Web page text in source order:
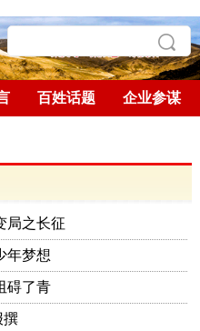
百姓话题 企业参谋
局之长征
年梦想
碍了青
撰